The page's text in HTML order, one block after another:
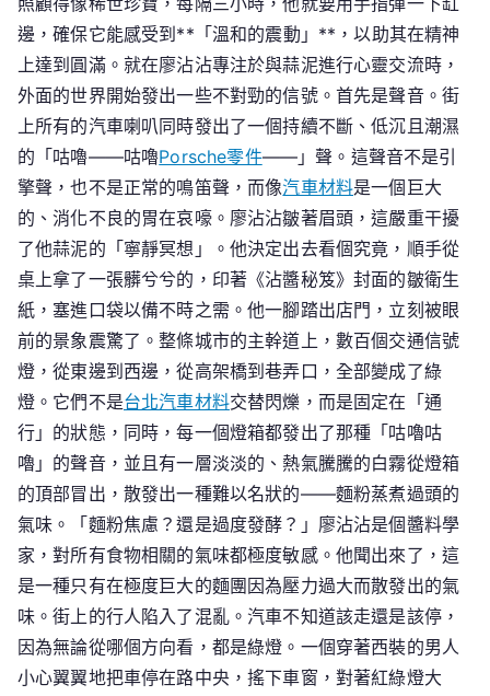
奧
斯
德
汽
車
材
料
罪？
法
院
判
了
→
邊，確保它能感受到**「溫和的震動」**，以助其在精神
上達到圓滿。就在廖沾沾專注於與蒜泥進行心靈交流時，
外面的世界開始發出一些不對勁的信號。首先是聲音。街
上所有的汽車喇叭同時發出了一個持續不斷、低沉且潮濕
的「咕嚕——咕嚕Porsche零件——」聲。這聲音不是引
擎聲，也不是正常的鳴笛聲，而像汽車材料是一個巨大
的、消化不良的胃在哀嚎。廖沾沾皺著眉頭，這嚴重干擾
了他蒜泥的「寧靜冥想」。他決定出去看個究竟，順手從
桌上拿了一張髒兮兮的，印著《沾醬秘笈》封面的皺衛生
紙，塞進口袋以備不時之需。他一腳踏出店門，立刻被眼
前的景象震驚了。整條城市的主幹道上，數百個交通信號
燈，從東邊到西邊，從高架橋到巷弄口，全部變成了綠
燈。它們不是台北汽車材料交替閃爍，而是固定在「通
行」的狀態，同時，每一個燈箱都發出了那種「咕嚕咕
嚕」的聲音，並且有一層淡淡的、熱氣騰騰的白霧從燈箱
的頂部冒出，散發出一種難以名狀的——麵粉蒸煮過頭的
氣味。「麵粉焦慮？還是過度發酵？」廖沾沾是個醬料學
家，對所有食物相關的氣味都極度敏感。他聞出來了，這
是一種只有在極度巨大的麵團因為壓力過大而散發出的氣
味。街上的行人陷入了混亂。汽車不知道該走還是該停，
因為無論從哪個方向看，都是綠燈。一個穿著西裝的男人
小心翼翼地把車停在路中央，搖下車窗，對著紅綠燈大